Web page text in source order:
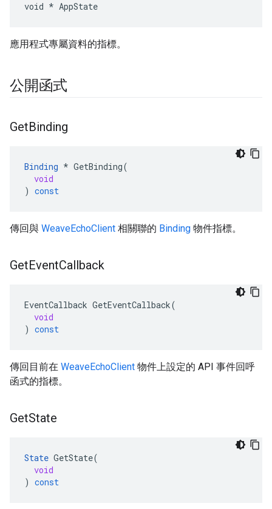
void * AppState
應用程式專屬資料的指標。
公開函式
GetBinding
Binding * GetBinding(
void
) const
傳回與 WeaveEchoClient 相關聯的 Binding 物件指標。
GetEventCallback
EventCallback GetEventCallback(
void
) const
傳回目前在 WeaveEchoClient 物件上設定的 API 事件回呼
函式的指標。
GetState
State GetState(
void
) const